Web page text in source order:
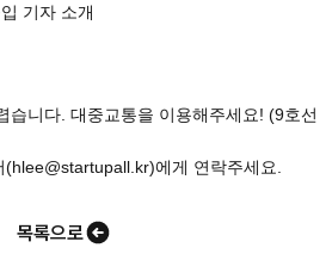
기자 소개
습니다. 대중교통을 이용해주세요! (9호선
에게 연락주세요.
목록으로